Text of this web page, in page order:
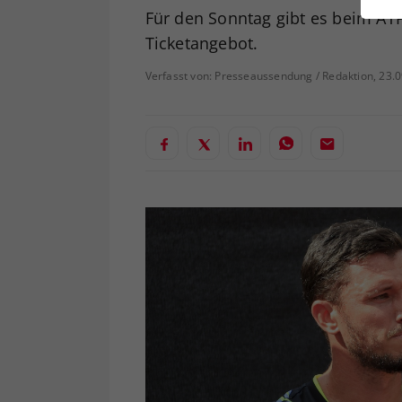
Für den Sonntag gibt es beim
Ticketangebot.
Verfasst von: Presseaussendung / Redaktion,